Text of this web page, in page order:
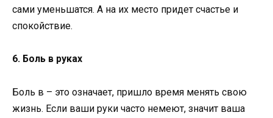
сами уменьшатся. А на их место придет счастье и
спокойствие.
6. Боль в руках
Боль в – это означает, пришло время менять свою
жизнь. Если ваши руки часто немеют, значит ваша